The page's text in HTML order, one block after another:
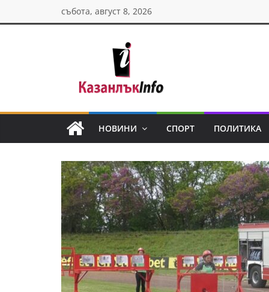
to
събота, август 8, 2026
Казанлък
инфо
о
в
и
н
и
о
т
К
НОВИНИ СПОРТ ПОЛИТИКА